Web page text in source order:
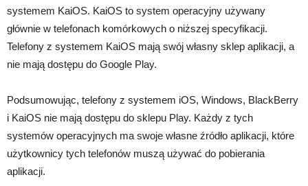
systemem KaiOS. KaiOS to system operacyjny używany
głównie w telefonach komórkowych o niższej specyfikacji.
Telefony z systemem KaiOS mają swój własny sklep aplikacji, a
nie mają dostępu do Google Play.
Podsumowując, telefony z systemem iOS, Windows, BlackBerry
i KaiOS nie mają dostępu do sklepu Play. Każdy z tych
systemów operacyjnych ma swoje własne źródło aplikacji, które
użytkownicy tych telefonów muszą używać do pobierania
aplikacji.